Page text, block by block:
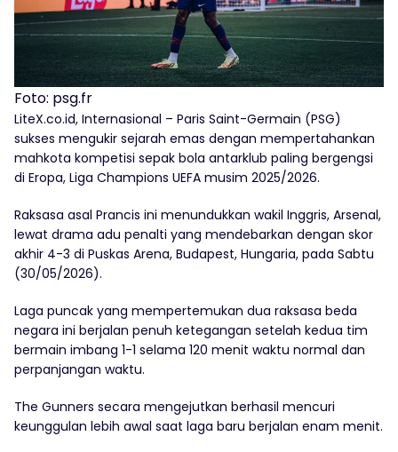
Foto: psg.fr
LiteX.co.id, Internasional – Paris Saint-Germain (PSG)
sukses mengukir sejarah emas dengan mempertahankan
mahkota kompetisi sepak bola antarklub paling bergengsi
di Eropa, Liga Champions UEFA musim 2025/2026.
Raksasa asal Prancis ini menundukkan wakil Inggris, Arsenal,
lewat drama adu penalti yang mendebarkan dengan skor
akhir 4-3 di Puskas Arena, Budapest, Hungaria, pada Sabtu
(30/05/2026).
Laga puncak yang mempertemukan dua raksasa beda
negara ini berjalan penuh ketegangan setelah kedua tim
bermain imbang 1-1 selama 120 menit waktu normal dan
perpanjangan waktu.
The Gunners secara mengejutkan berhasil mencuri
keunggulan lebih awal saat laga baru berjalan enam menit.